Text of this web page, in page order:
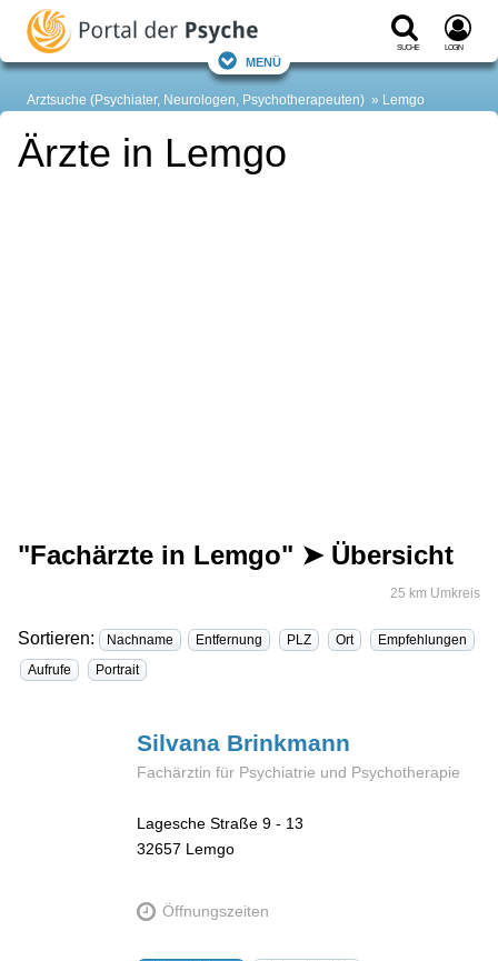
Suche Login
Menü
Arztsuche (Psychiater, Neurologen, Psychotherapeuten) Lemgo
Ärzte in Lemgo
"Fachärzte in Lemgo" ➤ Übersicht
25 km Umkreis
Sortieren: Nachname Entfernung PLZ Ort
Empfehlungen
Aufrufe
Portrait
Silvana Brinkmann
Fachärztin für Psychiatrie und Psychotherapie
Lagesche Straße 9 - 13
32657 Lemgo
Öffnungszeiten